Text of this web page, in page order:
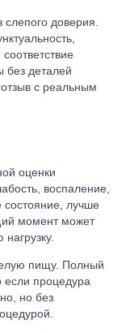
доверия.
деталей
с реальным
оценки
воспаление,
состояние, лучше
момент может
пищу. Полный
если процедура
но без